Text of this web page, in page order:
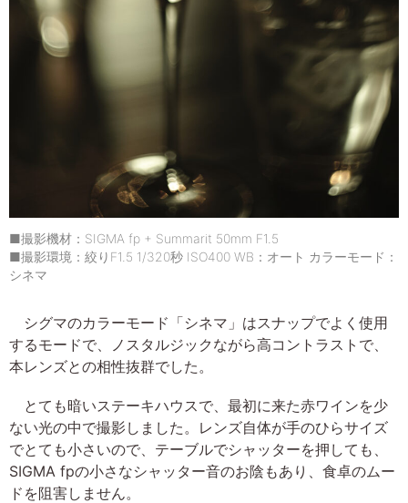
■撮影機材：SIGMA fp + Summarit 50mm F1.5
■撮影環境：絞りF1.5 1/320秒 ISO400 WB：オート カラーモード：
シネマ
シグマのカラーモード「シネマ」はスナップでよく使用
するモードで、ノスタルジックながら高コントラストで、
本レンズとの相性抜群でした。
とても暗いステーキハウスで、最初に来た赤ワインを少
ない光の中で撮影しました。レンズ自体が手のひらサイズ
でとても小さいので、テーブルでシャッターを押しても、
SIGMA fpの小さなシャッター音のお陰もあり、食卓のムー
ドを阻害しません。